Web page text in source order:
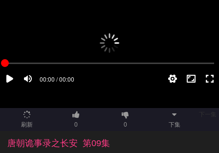
刷新 0 0 下集
唐朝诡事录之长安 第09集